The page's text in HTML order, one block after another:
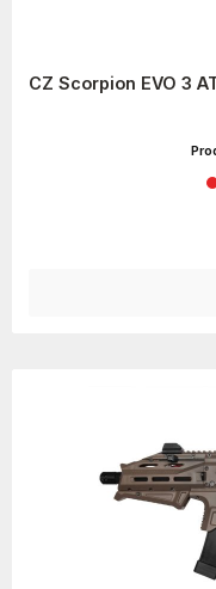
CZ Scorpion EVO 3